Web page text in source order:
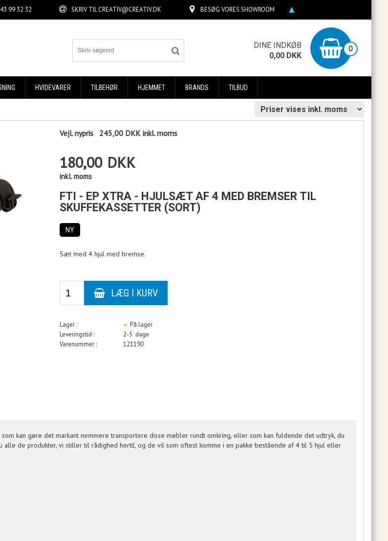
43 99 32 32 SKRIV TILCREATIV@CREATIV.DK BESØG VORES SHOWROOM
DINE INDKØB 0
0,00 DKK
HVIDEVARER TILBEHØR HJEMMET BRANDS TILBUD
Vejl. nypris 245,00 DKK inkl. moms
180,00 DKK
inkl. moms
FTI - EP XTRA - HJULSÆT AF 4 MED BREMSER TIL
SKUFFEKASSETTER (SORT)
NY
Sæt med 4 hjul med bremse.
Lager :
På lager
Leveringstid :
2-5 dage
Varenummer :
121190
kan gøre det markant nemmere transportere disse møbler rundt omkring, eller som kan fuldende det udtryk, du
de produkter, vi stiller til rådighed hertil, og de vil som oftest komme i en pakke bestående af 4 til 5 hjul eller